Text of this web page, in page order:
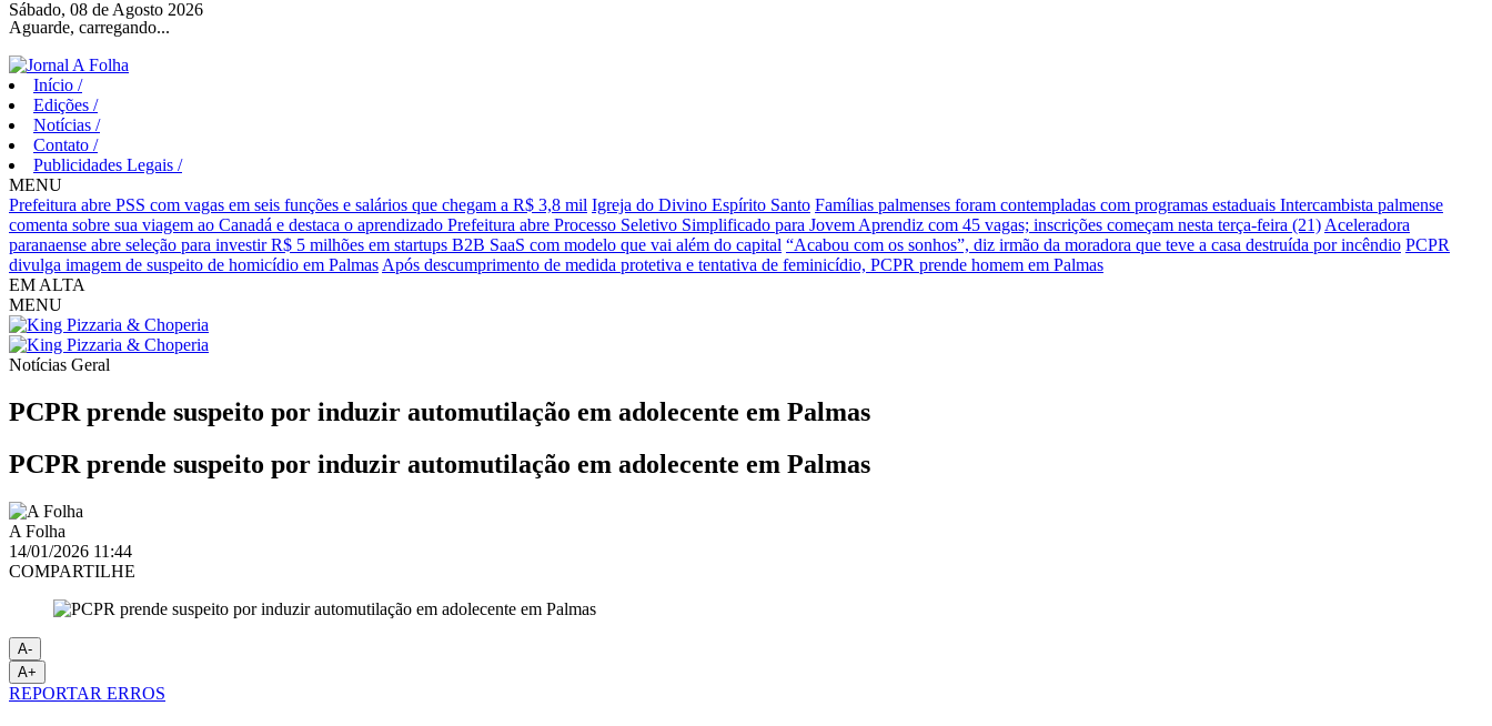
Aguarde, carregando...
Sábado, 08 de Agosto 2026
Início /
Edições /
Notícias /
Contato /
Publicidades Legais /
MENU
Prefeitura abre PSS com vagas em seis funções e salários que chegam a R$ 3,8 mil Igreja do Divino Espírito Santo Famílias palmenses foram contempladas com programas estaduais Intercambista palmense
comenta sobre sua viagem ao Canadá e destaca o aprendizado Prefeitura abre Processo Seletivo Simplificado para Jovem Aprendiz com 45 vagas; inscrições começam nesta terça-feira (21) Aceleradora
paranaense abre seleção para investir R$ 5 milhões em startups B2B SaaS com modelo que vai além do capital “Acabou com os sonhos”, diz irmão da moradora que teve a casa destruída por incêndio PCPR
divulga imagem de suspeito de homicídio em Palmas Após descumprimento de medida protetiva e tentativa de feminicídio, PCPR prende homem em Palmas
EM ALTA
MENU
Notícias Geral
PCPR prende suspeito por induzir automutilação em adolecente em Palmas
PCPR prende suspeito por induzir automutilação em adolecente em Palmas
A Folha
14/01/2026 11:44
COMPARTILHE
A-
A+
REPORTAR ERROS